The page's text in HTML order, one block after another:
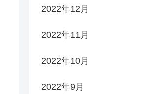
2022年12月
2022年11月
2022年10月
2022年9月